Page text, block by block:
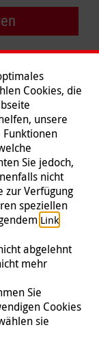
Cookies, die
unsere
Funktionen
Sie jedoch,
nicht
zur Verfügung
speziellen
Link.
abgelehnt
mehr
Sie
Cookies
sie